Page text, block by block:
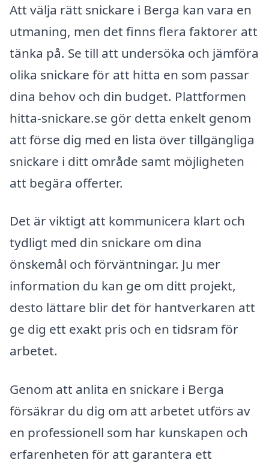
Att välja rätt snickare i Berga kan vara en
utmaning, men det finns flera faktorer att
tänka på. Se till att undersöka och jämföra
olika snickare för att hitta en som passar
dina behov och din budget. Plattformen
hitta-snickare.se gör detta enkelt genom
att förse dig med en lista över tillgängliga
snickare i ditt område samt möjligheten
att begära offerter.
Det är viktigt att kommunicera klart och
tydligt med din snickare om dina
önskemål och förväntningar. Ju mer
information du kan ge om ditt projekt,
desto lättare blir det för hantverkaren att
ge dig ett exakt pris och en tidsram för
arbetet.
Genom att anlita en snickare i Berga
försäkrar du dig om att arbetet utförs av
en professionell som har kunskapen och
erfarenheten för att garantera ett